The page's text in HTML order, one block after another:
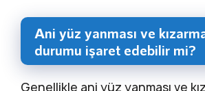
Ani yüz yanması ve
durumu işaret edebilir mi?
Genellikle ani yüz yanması ve